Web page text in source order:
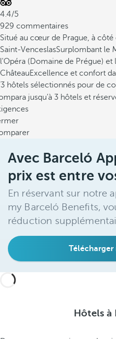
4.4/5
929 commentaires
Situé au cœur de Prague, à côté
Saint-VenceslasSurplombant le
l'Opéra (Domaine de Prégue) et
ChâteauExcellence et confort
hôtels sélectionnés pour de
jusqu’à 3 hôtels et
Avec Barceló
prix est entre
En réservant sur notre
my Barceló Benefits,
réduction
Télécharger
Hôtels à